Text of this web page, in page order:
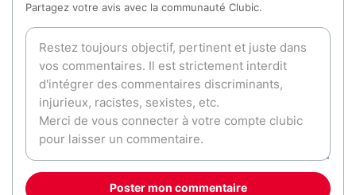
Partagez votre avis avec la communauté Clubic.
Poster mon commentaire